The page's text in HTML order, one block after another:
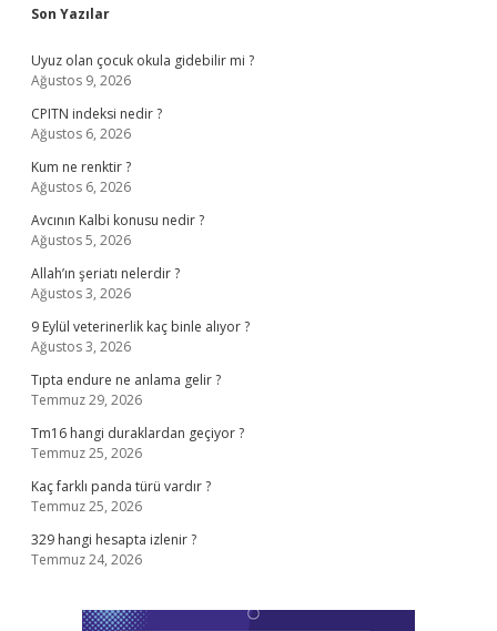
Sidebar
Son Yazılar
Uyuz olan çocuk okula gidebilir mi ?
Ağustos 9, 2026
CPITN indeksi nedir ?
Ağustos 6, 2026
Kum ne renktir ?
Ağustos 6, 2026
Avcının Kalbi konusu nedir ?
Ağustos 5, 2026
Allah’ın şeriatı nelerdir ?
Ağustos 3, 2026
9 Eylül veterinerlik kaç binle alıyor ?
Ağustos 3, 2026
Tıpta endure ne anlama gelir ?
Temmuz 29, 2026
Tm16 hangi duraklardan geçiyor ?
Temmuz 25, 2026
Kaç farklı panda türü vardır ?
Temmuz 25, 2026
329 hangi hesapta izlenir ?
Temmuz 24, 2026